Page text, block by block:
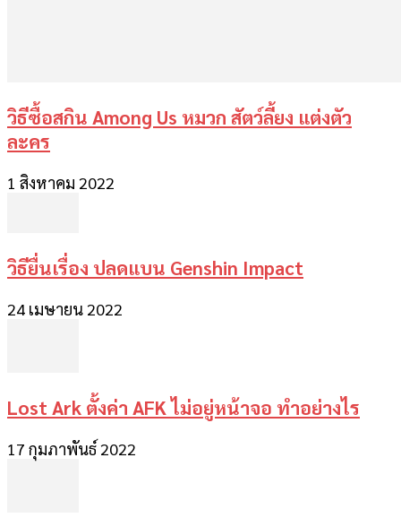
วิธีซื้อสกิน Among Us หมวก สัตว์ลี้ยง แต่งตัว
ละคร
1 สิงหาคม 2022
วิธียื่นเรื่อง ปลดแบน Genshin Impact
24 เมษายน 2022
Lost Ark ตั้งค่า AFK ไม่อยู่หน้าจอ ทำอย่างไร
17 กุมภาพันธ์ 2022